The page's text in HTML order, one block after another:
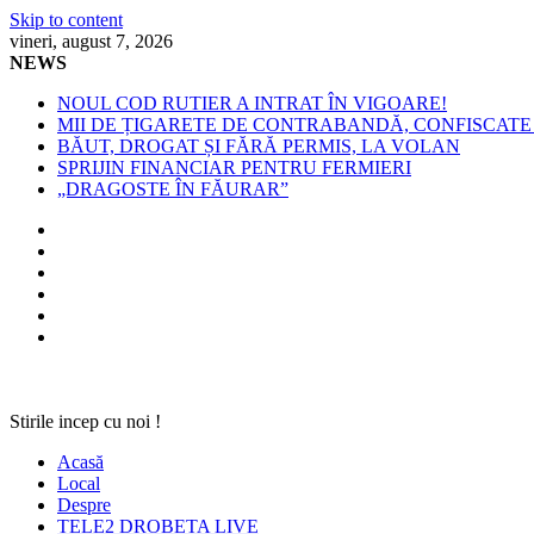
Skip to content
vineri, august 7, 2026
NEWS
NOUL COD RUTIER A INTRAT ÎN VIGOARE!
MII DE ȚIGARETE DE CONTRABANDĂ,
BĂUT, DROGAT ȘI FĂRĂ PERMIS, LA VOLAN
SPRIJIN FINANCIAR PENTRU FERMIERI
„DRAGOSTE ÎN FĂURAR”
Stirile incep cu noi !
Acasă
Local
Despre
TELE2 DROBETA LIVE